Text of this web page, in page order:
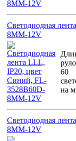
Светодиодная
8MM-12V
60
на м
Светодиодная
8MM-12V